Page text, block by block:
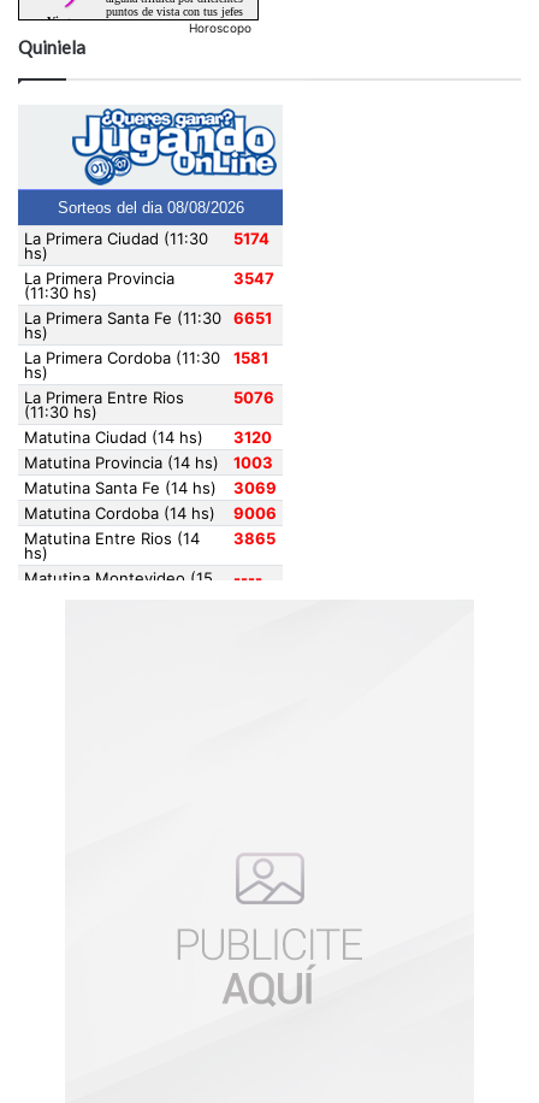
Horoscopo
Quiniela